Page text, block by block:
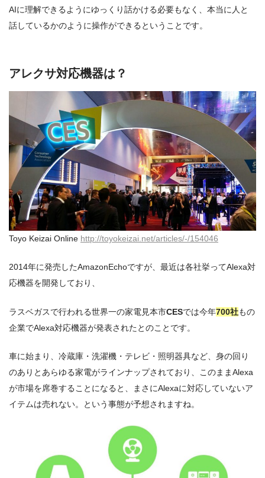
AIに理解できるようにゆっくり話かける必要もなく、本当に人と
話しているかのように操作ができるということです。
アレクサ対応機器は？
Toyo Keizai Online http://toyokeizai.net/articles/-/154046
2014年に発売したAmazonEchoですが、最近は各社挙ってAlexa対
応機器を開発しており、
ラスベガスで行われる世界一の家電見本市CESでは今年700社もの
企業でAlexa対応機器が発表されたとのことです。
車に始まり、冷蔵庫・洗濯機・テレビ・照明器具など、身の回り
のありとあらゆる家電がラインナップされており、このままAlexa
が市場を席巻することになると、まさにAlexaに対応していないア
イテムは売れない。という事態が予想されますね。